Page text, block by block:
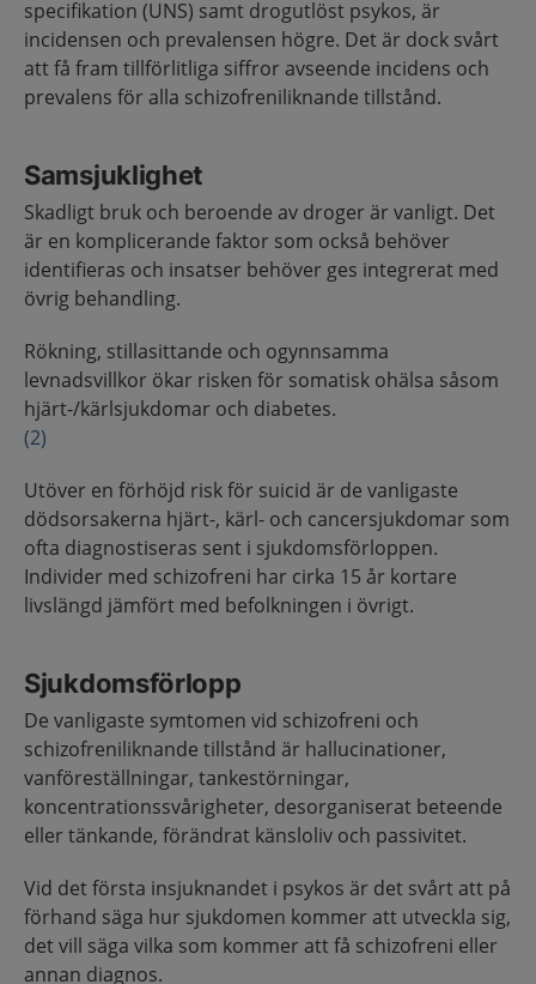
specifikation (UNS) samt drogutlöst psykos, är
incidensen och prevalensen högre. Det är dock svårt
att få fram tillförlitliga siffror avseende incidens och
prevalens för alla schizofreniliknande tillstånd.
Samsjuklighet
Skadligt bruk och beroende av droger är vanligt. Det
är en komplicerande faktor som också behöver
identifieras och insatser behöver ges integrerat med
övrig behandling.
Rökning, stillasittande och ogynnsamma
levnadsvillkor ökar risken för somatisk ohälsa såsom
hjärt-/kärlsjukdomar och diabetes.
(2)
Utöver en förhöjd risk för suicid är de vanligaste
dödsorsakerna hjärt-, kärl- och cancersjukdomar som
ofta diagnostiseras sent i sjukdomsförloppen.
Individer med schizofreni har cirka 15 år kortare
livslängd jämfört med befolkningen i övrigt.
Sjukdomsförlopp
De vanligaste symtomen vid schizofreni och
schizofreniliknande tillstånd är hallucinationer,
vanföreställningar, tankestörningar,
koncentrationssvårigheter, desorganiserat beteende
eller tänkande, förändrat känsloliv och passivitet.
Vid det första insjuknandet i psykos är det svårt att på
förhand säga hur sjukdomen kommer att utveckla sig,
det vill säga vilka som kommer att få schizofreni eller
annan diagnos.